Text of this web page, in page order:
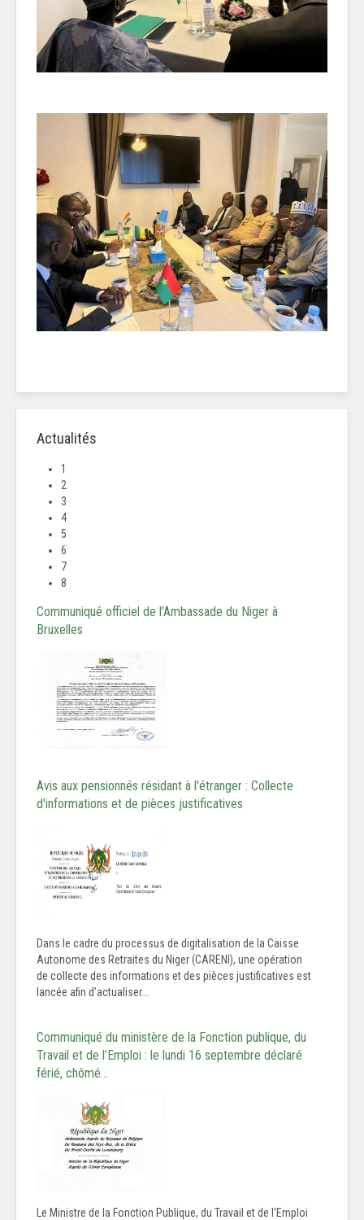
Actualités
1
2
3
4
5
6
7
8
Communiqué officiel de l’Ambassade du Niger à
Bruxelles
Avis aux pensionnés résidant à l'étranger : Collecte
d'informations et de pièces justificatives
Dans le cadre du processus de digitalisation de la Caisse
Autonome des Retraites du Niger (CARENI), une opération
de collecte des informations et des pièces justificatives est
lancée afin d’actualiser...
Communiqué du ministère de la Fonction publique, du
Travail et de l’Emploi : le lundi 16 septembre déclaré
férié, chômé…
Le Ministre de la Fonction Publique, du Travail et de l’Emploi